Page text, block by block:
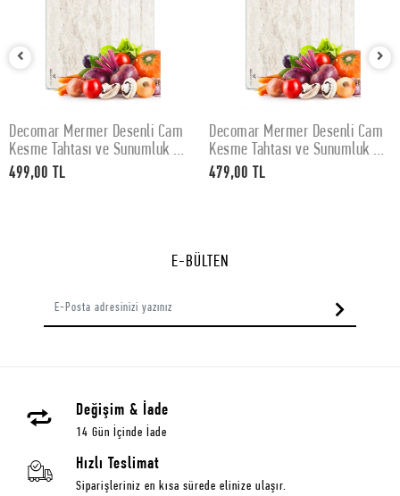
SEPETE EKLE
Decomar Mermer Desenli Cam
Kesme Tahtası ve Sunumluk 30
x 40 cm
499,00 TL
SEPETE EKLE
Decomar Mermer Desenli Cam
Kesme Tahtası ve Sunumluk 25
x 35 cm
479,00 TL
E-BÜLTEN
Değişim & İade
14 Gün İçinde İade
Hızlı Teslimat
Siparişleriniz en kısa sürede elinize ulaşır.